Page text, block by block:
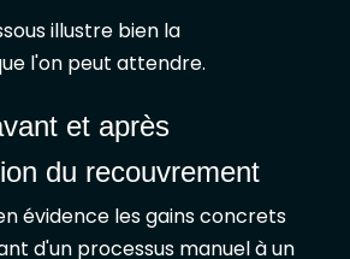
illustre bien la
l'on peut attendre.
et après
du recouvrement
évidence les gains concrets
d'un processus manuel à un